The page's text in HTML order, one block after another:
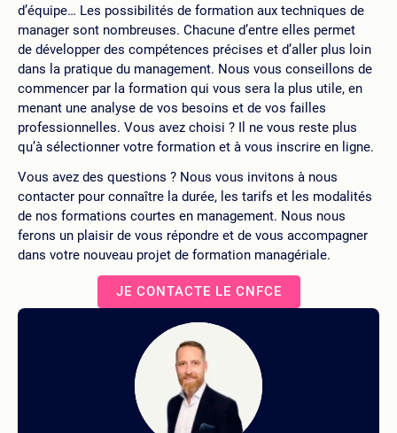
d’équipe… Les possibilités de formation aux techniques de
manager sont nombreuses. Chacune d’entre elles permet
de développer des compétences précises et d’aller plus loin
dans la pratique du management. Nous vous conseillons de
commencer par la formation qui vous sera la plus utile, en
menant une analyse de vos besoins et de vos failles
professionnelles. Vous avez choisi ? Il ne vous reste plus
qu’à sélectionner votre formation et à vous inscrire en ligne.
Vous avez des questions ? Nous vous invitons à nous
contacter pour connaître la durée, les tarifs et les modalités
de nos formations courtes en management. Nous nous
ferons un plaisir de vous répondre et de vous accompagner
dans votre nouveau projet de formation managériale.
JE CONTACTE LE CNFCE